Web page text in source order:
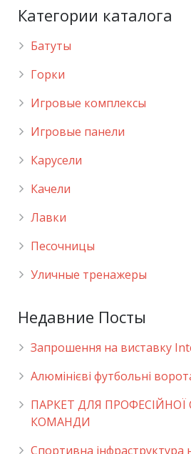
Категории каталога
Батуты
Горки
Игровые комплексы
Игровые панели
Карусели
Качели
Лавки
Песочницы
Уличные тренажеры
Недавние Посты
Запрошення на виставку
Алюмінієві футбольні
ПАРКЕТ ДЛЯ
КОМАНДИ
Спортивна інфраструктура